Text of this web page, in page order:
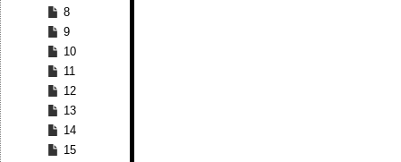
8
9
10
11
12
13
14
15